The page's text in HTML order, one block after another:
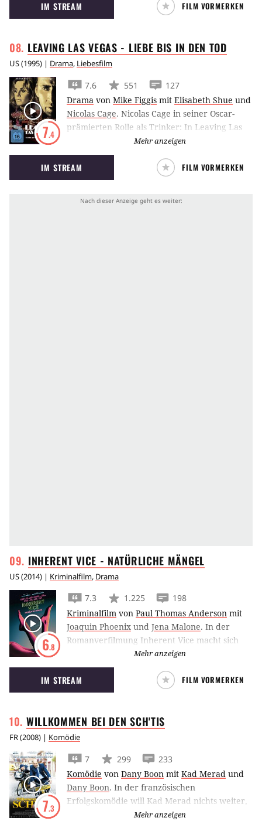
IM STREAM FILM VORMERKEN
LEAVING LAS VEGAS - LIEBE BIS IN DEN TOD
US(1995) | Drama, Liebesfilm
7.4
7.6 551
127
Drama von Mike Figgis mit Elisabeth Shue und
Nicolas Cage. Nicolas Cage in seiner Oscar-
prämierten Rolle als Trinker: In Leaving Las
Vegas reist er in die Glamour-Stadt, um sich zu
Tode zu saufen, und lernt dort die
Prostituierte Elisabeth Shue kennen.
Mehr anzeigen
IM STREAM FILM VORMERKEN
INHERENT VICE - NATÜRLICHE MÄNGEL
US(2014) | Kriminalfilm, Drama
6.8
7.3 1.225
198
Kriminalfilm von Paul Thomas Anderson mit
Joaquin Phoenix und Jena Malone. In der
Romanverfilmung Inherent Vice macht sich
Joaquin Phoenix als kiffender Privatdetektiv
Doc Sportello auf die Suche nach Eric Roberts.
Mehr anzeigen
IM STREAM FILM VORMERKEN
WILLKOMMEN BEI DENSCH'TIS
FR(2008) | Komödie
7.3
7 299
233
Komödie von Dany Boon mit Kad Merad und
Dany Boon. In der französischen
Erfolgskomödie will Kad Merad nichts weiter,
als in den sonnigen Süden versetzt zu werden.
Mehr anzeigen